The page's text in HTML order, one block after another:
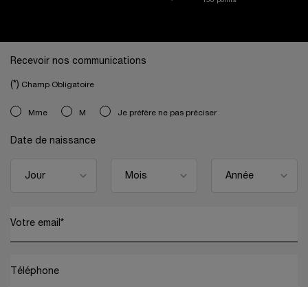
Recevoir nos communications
(*) Champ Obligatoire
newslettersignup.title.legend
Mme M Je préfère ne pas préciser
Date de naissance
Votre email *
Téléphone